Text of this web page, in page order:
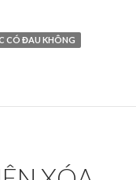
CÓ ĐAU KHÔNG